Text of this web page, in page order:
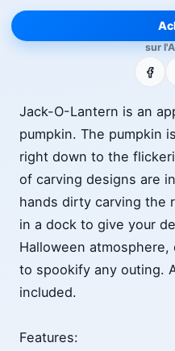
sur
Jack-O-Lantern is an
pumpkin. The pumpkin
right down to the
of carving designs are
hands dirty carving the
in a dock to give your
Halloween
to spookify any outing.
included.
Features: